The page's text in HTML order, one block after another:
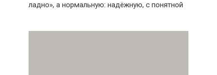
ладно», а нормальную: надёжную, с понятной